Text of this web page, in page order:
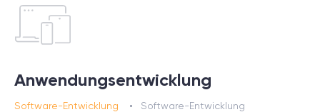
Anwendungsentwicklung
Software-Entwicklung Software-Entwicklung